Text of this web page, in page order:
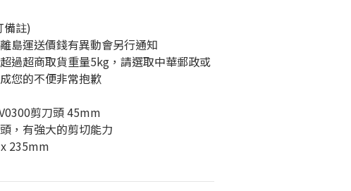
備註)
島運送價錢有異動會另行通知
過超商取貨重量5kg，請選取中華郵政或
您的不便非常抱歉
剪刀頭 45mm
，有強大的剪切能力
235mm